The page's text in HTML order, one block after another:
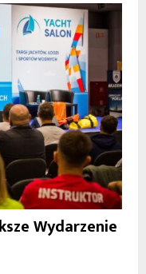
Wydarzenie